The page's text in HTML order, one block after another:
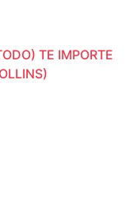
TE IMPORTE